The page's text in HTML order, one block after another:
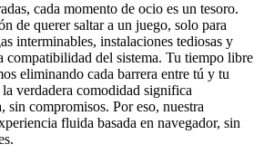
cada momento de ocio es un tesoro.
de querer saltar a un juego, solo para
interminables, instalaciones tediosas y
compatibilidad del sistema. Tu tiempo libre
eliminando cada barrera entre tú y tu
verdadera comodidad significa
sin compromisos. Por eso, nuestra
fluida basada en navegador, sin